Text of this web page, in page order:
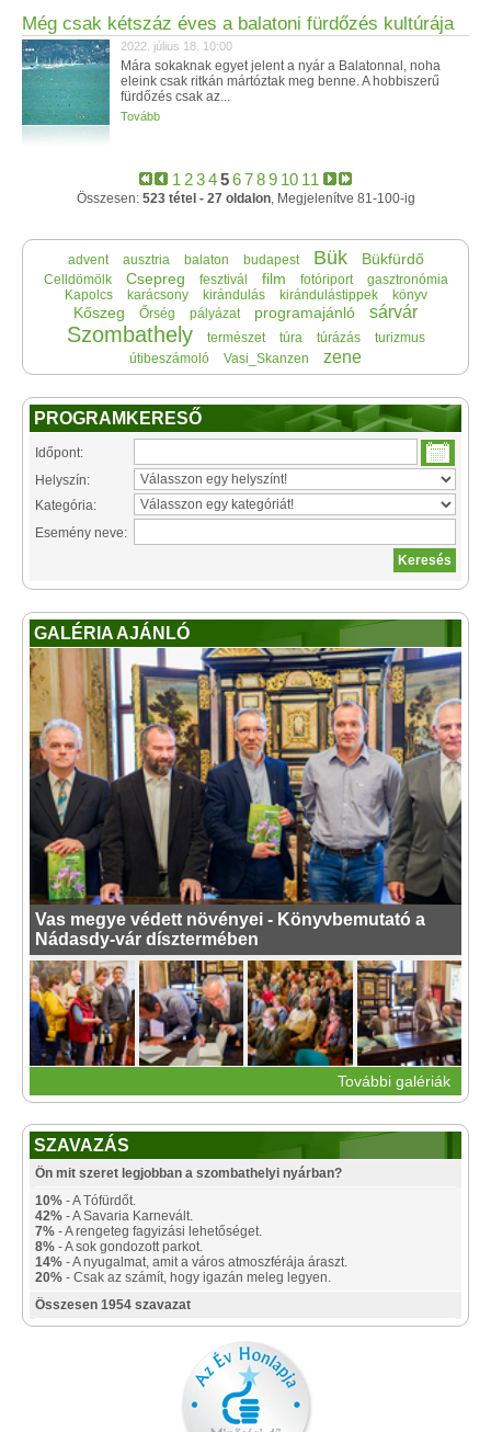
Még csak kétszáz éves a balatoni fürdőzés kultúrája
2022. július 18. 10:00
Mára sokaknak egyet jelent a nyár a Balatonnal, noha
eleink csak ritkán mártóztak meg benne. A hobbiszerű
fürdőzés csak az...
Tovább
1 23456789 10 11
Összesen: 523 tétel - 27 oldalon, Megjelenítve 81-100-ig
advent ausztria balaton budapest Bük Bükfürdő
Celldömölk Csepreg fesztivál film fotóriport
gasztronómia
Kapolcs
karácsony kirándulás kirándulástippek könyv
Kőszeg Őrség pályázat programajánló sárvár
Szombathely természet túra túrázás
turizmus
útibeszámoló
Vasi_Skanzen zene
PROGRAMKERESŐ
Időpont:
Helyszín:
Kategória:
Esemény neve:
GALÉRIA AJÁNLÓ
Vas megye védett növényei - Könyvbemutató a
Nádasdy-vár dísztermében
További galériák
SZAVAZÁS
Ön mit szeret legjobban a szombathelyi nyárban?
10% - A Tófürdőt.
42% - A Savaria Karnevált.
7% - A rengeteg fagyizási lehetőséget.
8% - A sok gondozott parkot.
14% - A nyugalmat, amit a város atmoszférája áraszt.
20% - Csak az számít, hogy igazán meleg legyen.
Összesen 1954 szavazat